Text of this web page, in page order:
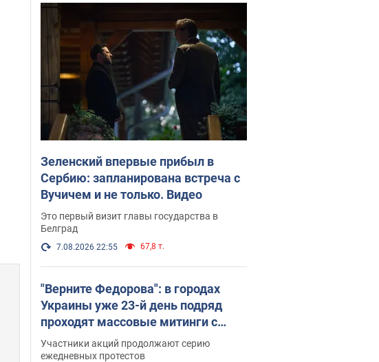
Зеленский впервые прибыл в
Сербию: запланирована встреча с
Вучичем и не только. Видео
Это первый визит главы государства в
Белград
7.08.2026 22:55 67,8 т.
"Верните Федорова": в городах
Украины уже 23-й день подряд
проходят массовые митинги с
плакатами. Фото и видео
Участники акций продолжают серию
ежедневных протестов